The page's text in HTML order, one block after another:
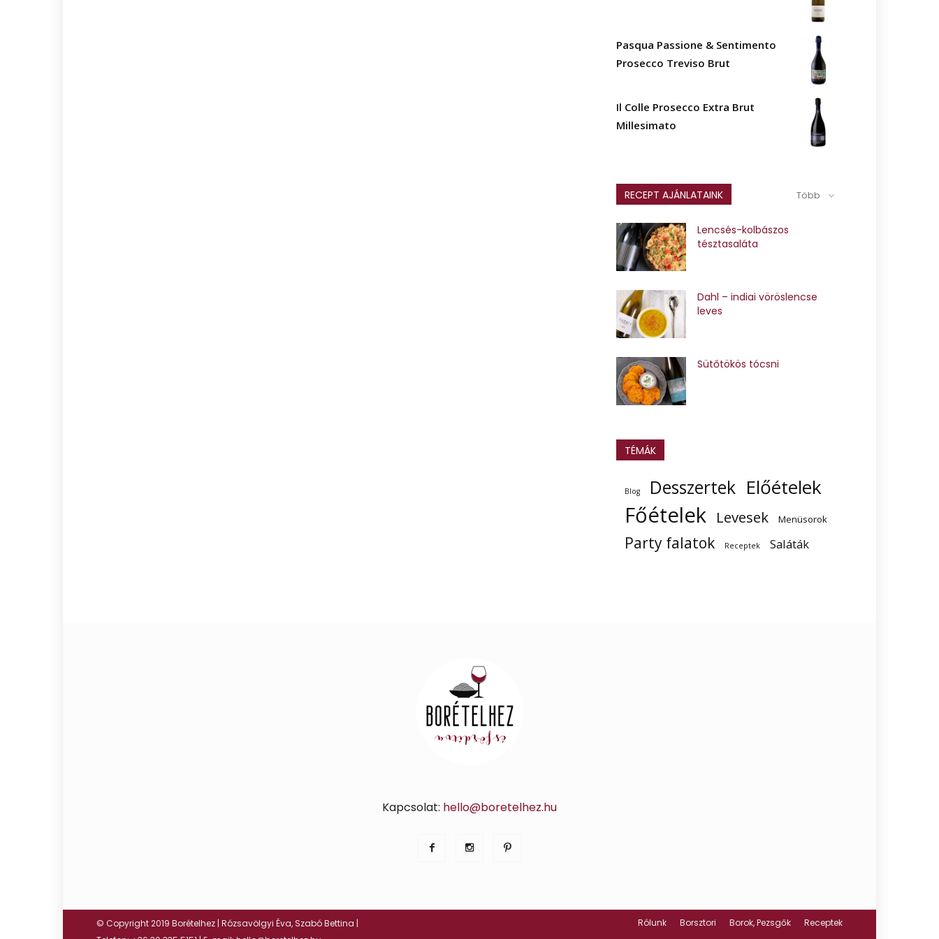
Pasqua Passione & Sentimento
Prosecco Treviso Brut
Il Colle Prosecco Extra Brut
Millesimato
RECEPT AJÁNLATAINK Több
Lencsés-kolbászos
tésztasaláta
Dahl – indiai vöröslencse
leves
Sütőtökös tócsni
TÉMÁK
Blog Desszertek Előételek
Főételek Levesek Menüsorok
Party falatok Receptek Saláták
Kapcsolat: hello@boretelhez.hu
Rólunk Borsztori Borok, Pezsgők Receptek
© Copyright 2019 Borételhez | Rózsavölgyi Éva, Szabó Bettina |